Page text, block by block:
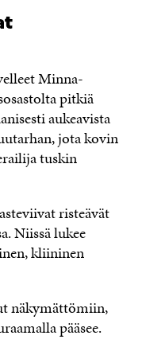
Minna-
pitkiä
aukeavista
jota kovin
tuskin
risteävät
Niissä lukee
kliininen
näkymättömiin,
pääsee.